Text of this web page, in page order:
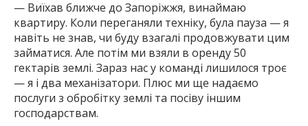
— Виїхав ближче до Запоріжжя, винаймаю
квартиру. Коли переганяли техніку, була пауза — я
навіть не знав, чи буду взагалі продовжувати цим
займатися. Але потім ми взяли в оренду 50
гектарів землі. Зараз нас у команді лишилося троє
— я і два механізатори. Плюс ми ще надаємо
послуги з обробітку землі та посіву іншим
господарствам.